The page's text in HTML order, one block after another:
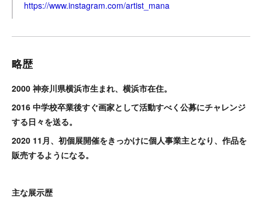
https://www.instagram.com/artist_mana
略歴
2000 神奈川県横浜市生まれ、横浜市在住。
2016 中学校卒業後すぐ画家として活動すべく公募にチャレンジ
する日々を送る。
2020 11月、初個展開催をきっかけに個人事業主となり、作品を
販売するようになる。
主な展示歴